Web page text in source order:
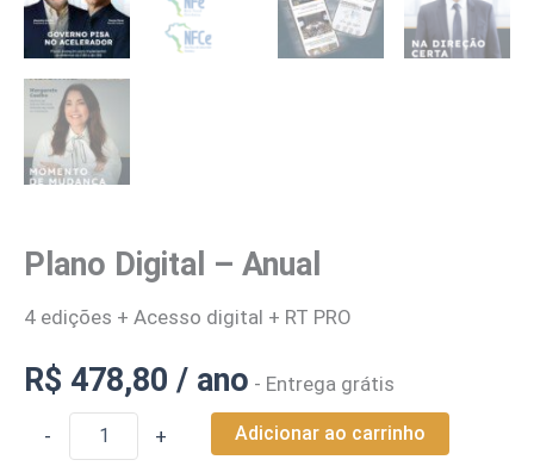
Plano Digital – Anual
4 edições + Acesso digital + RT PRO
R$ 478,80 / ano - Entrega grátis
- + Adicionar ao carrinho